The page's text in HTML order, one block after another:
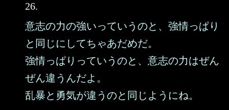
26.
意志の力の強いっていうのと、強情っぱり
と同じにしてちゃあだめだ。
強情っぱりっていうのと、意志の力はぜん
ぜん違うんだよ。
乱暴と勇気が違うのと同じようにね。